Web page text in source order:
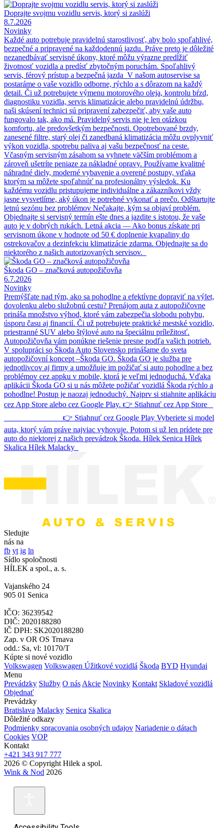
Doprajte svojmu vozidlu servis, ktorý si zaslúži
8.7.2026
Novinky
Každé auto potrebuje pravidelnú starostlivosť, aby bolo spoľahlivé,
bezpečné a pripravené na každodennú jazdu. Práve preto je dôležité
nezanedbávať servisné úkony, ktoré môžu výrazne predĺžiť
životnosť vozidla a predísť zbytočným poruchám. Spoľahlivý
servis, férový prístup a bezpečná jazda V našom autoservise sa
postaráme o vaše vozidlo odborne, rýchlo a s dôrazom na každý
detail. Či už potrebujete výmenu motorového oleja, kontrolu bŕzd,
diagnostiku vozidla, servis klimatizácie alebo pravidelnú údržbu,
naši skúsení technici sú pripravení zabezpečiť, aby vaše auto
fungovalo tak, ako má. Pravidelný servis nie je len otázkou
komfortu, ale predovšetkým bezpečnosti. Opotrebované brzdy,
zanesené filtre, starý olej či zanedbaná klimatizácia môžu ovplyvniť
výkon vozidla, spotrebu paliva aj vašu bezpečnosť na ceste.
Včasným servisným zásahom sa vyhnete väčším problémom a
zároveň ušetríte peniaze za nákladné opravy. Používame kvalitné
náhradné diely, moderné vybavenie a overené postupy, vďaka
ktorým sa môžete spoľahnúť na profesionálny výsledok. Ku
každému vozidlu pristupujeme individuálne a zákazníkovi vždy
jasne vysvetlíme, aký úkon je potrebné vykonať a prečo. Odštartujte
letnú sezónu bez problémov Nečakajte, kým sa objaví problém.
Objednajte si servisný termín ešte dnes a jazdite s istotou, že vaše
auto je v dobrých rukách. Letná akcia — Ako bonus získate pri
servisnom úkone v hodnote od 50 € doplnenie kvapaliny do
ostrekovačov a dezinfekciu klimatizácie zdarma. Objednajte sa do
niektorého z našich autorizovaných servisov.
Škoda GO – značková autopožičovňa
6.7.2026
Novinky
Premýšľate nad tým, ako sa pohodlne a efektívne dopraviť na výlet,
dovolenku alebo služobnú cestu? Prenájom auta z autopožičovne
prináša množstvo výhod, ktoré vám zabezpečia slobodu pohybu,
úsporu času aj financií. Či už potrebujete praktické mestské vozidlo,
priestranné SUV alebo štýlové auto na špeciálnu príležitosť.
Autopožičovňa vám ponúkne riešenie presne podľa vašich potrieb.
V spolupráci so Škoda Auto Slovensko prinášame do sveta
autopožičovní koncept –Škoda GO. Škoda GO je služba pre
jednotlivcov aj firmy a umožňuje im požičať si auto pohodlne a bez
problémov cez appku v mobile, ktorá je veľmi jednoduchá. Vďaka
aplikácii Škoda GO si u nás môžete požičať vozidlá Škoda rýchlo a
pohodlne! Postup je naozaj jednoduchý. Najprv si stiahnite aplikáciu
cez App Store alebo cez Google Play. 👉 Stiahnuť cez App Store
👉 Stiahnuť cez Google Play Vyberiete si model
auta, ktorý vám práve najviac vyhovuje. Potom si už len prídete pre
auto do niektorej z našich prevádzok Škoda. Hílek Senica Hílek
Skalica Hílek Malacky
Sledujte
nás na
fb yt ig ln
Sídlo spoločnosti
HÍLEK a spol., a. s.
Vajanského 24
905 01 Senica
IČO: 36239542
DIČ: 2020188280
IČ DPH: SK2020188280
Zap. v OR OS Trnava
odd.: Sa, vl: 10170/T
Kúpte si nové vozidlo
Volkswagen Volkswagen Úžitkové vozidlá Škoda BYD Hyundai
Menu
Prevádzky Služby O nás Akcie Novinky Kontakt Skladové vozidlá
Objednať
Prevádzky
Bratislava Malacky Senica Skalica
Dôležité odkazy
Podmienky spracovania osobných udajov Nariadenie o dátach
Cookies VOP
Kontakt
+421 343 917 777
2026 © Copyright Hilek a spol.
Wink & Nod 2026